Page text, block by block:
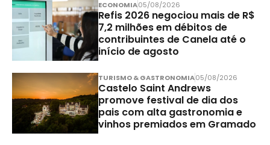
ECONOMIA05/08/2026
Refis 2026 negociou mais de R$
7,2 milhões em débitos de
contribuintes de Canela até o
início de agosto
TURISMO & GASTRONOMIA05/08/2026
Castelo Saint Andrews
promove festival de dia dos
pais com alta gastronomia e
vinhos premiados em Gramado